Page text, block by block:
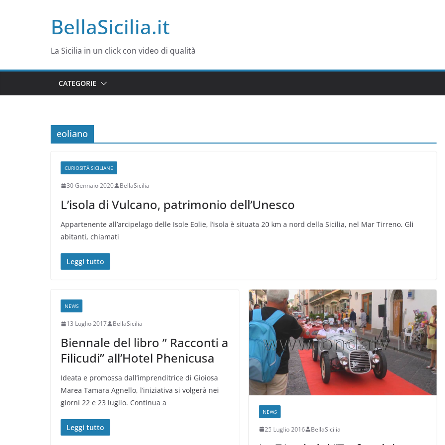
BellaSicilia.it
La Sicilia in un click con video di qualità
CATEGORIE
eoliano
CURIOSITÀ SICILIANE
30 Gennaio 2020 BellaSicilia
L’isola di Vulcano, patrimonio dell’Unesco
Appartenente all’arcipelago delle Isole Eolie, l’isola è situata 20 km a nord della Sicilia, nel Mar Tirreno. Gli
abitanti, chiamati
Leggi tutto
NEWS
13 Luglio 2017 BellaSicilia
Biennale del libro ” Racconti a
Filicudi” all’Hotel Phenicusa
Ideata e promossa dall’imprenditrice di Gioiosa
Marea Tamara Agnello, l’iniziativa si volgerà nei
giorni 22 e 23 luglio. Continua a
Leggi tutto
NEWS
25 Luglio 2016 BellaSicilia